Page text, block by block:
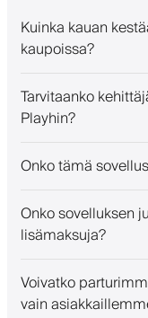
Kuinka kauan
kaupoissa?
Tarvitaanko
Playhin?
Onko tämä
Onko sovelluksen
lisämaksuja?
Voivatko
vain